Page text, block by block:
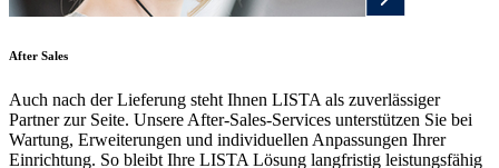
After Sales
Auch nach der Lieferung steht Ihnen LISTA als zuverlässiger
Partner zur Seite. Unsere After-Sales-Services unterstützen Sie bei
Wartung, Erweiterungen und individuellen Anpassungen Ihrer
Einrichtung. So bleibt Ihre LISTA Lösung langfristig leistungsfähig